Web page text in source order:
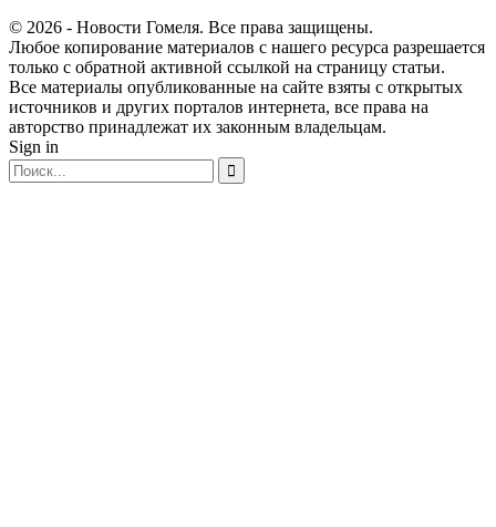
© 2026 - Новости Гомеля. Все права защищены.
Любое копирование материалов с нашего ресурса разрешается
только с обратной активной ссылкой на страницу статьи.
Все материалы опубликованные на сайте взяты с открытых
источников и других порталов интернета, все права на
авторство принадлежат их законным владельцам.
Sign in